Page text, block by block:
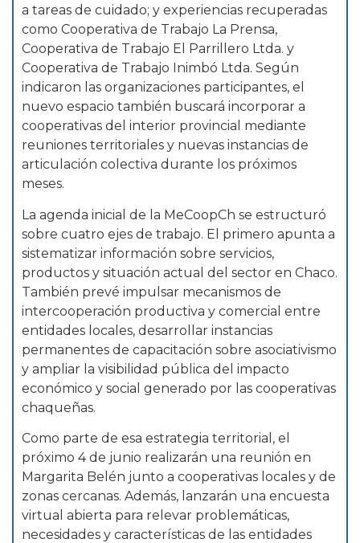
a tareas de cuidado; y experiencias recuperadas
como Cooperativa de Trabajo La Prensa,
Cooperativa de Trabajo El Parrillero Ltda. y
Cooperativa de Trabajo Inimbó Ltda. Según
indicaron las organizaciones participantes, el
nuevo espacio también buscará incorporar a
cooperativas del interior provincial mediante
reuniones territoriales y nuevas instancias de
articulación colectiva durante los próximos
meses.
La agenda inicial de la MeCoopCh se estructuró
sobre cuatro ejes de trabajo. El primero apunta a
sistematizar información sobre servicios,
productos y situación actual del sector en Chaco.
También prevé impulsar mecanismos de
intercooperación productiva y comercial entre
entidades locales, desarrollar instancias
permanentes de capacitación sobre asociativismo
y ampliar la visibilidad pública del impacto
económico y social generado por las cooperativas
chaqueñas.
Como parte de esa estrategia territorial, el
próximo 4 de junio realizarán una reunión en
Margarita Belén junto a cooperativas locales y de
zonas cercanas. Además, lanzarán una encuesta
virtual abierta para relevar problemáticas,
necesidades y características de las entidades